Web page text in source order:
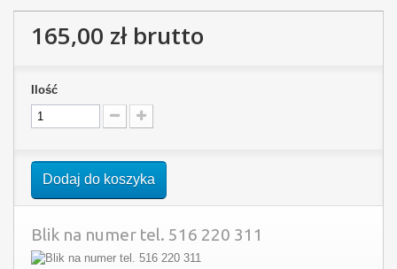
165,00 złbrutto
Ilość
Dodaj do koszyka
Blik na numer tel. 516 220 311